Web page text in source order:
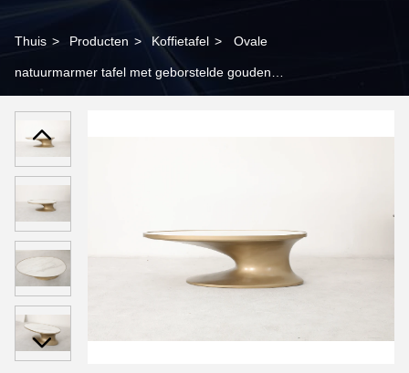
Thuis > Producten > Koffietafel > Ovale
natuurmarmer tafel met geborstelde gouden